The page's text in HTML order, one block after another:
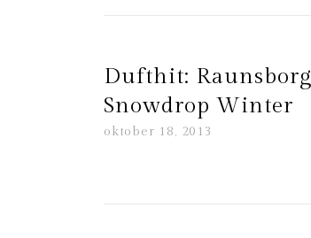
Dufthit: Raunsborg
Snowdrop Winter
oktober 18, 2013